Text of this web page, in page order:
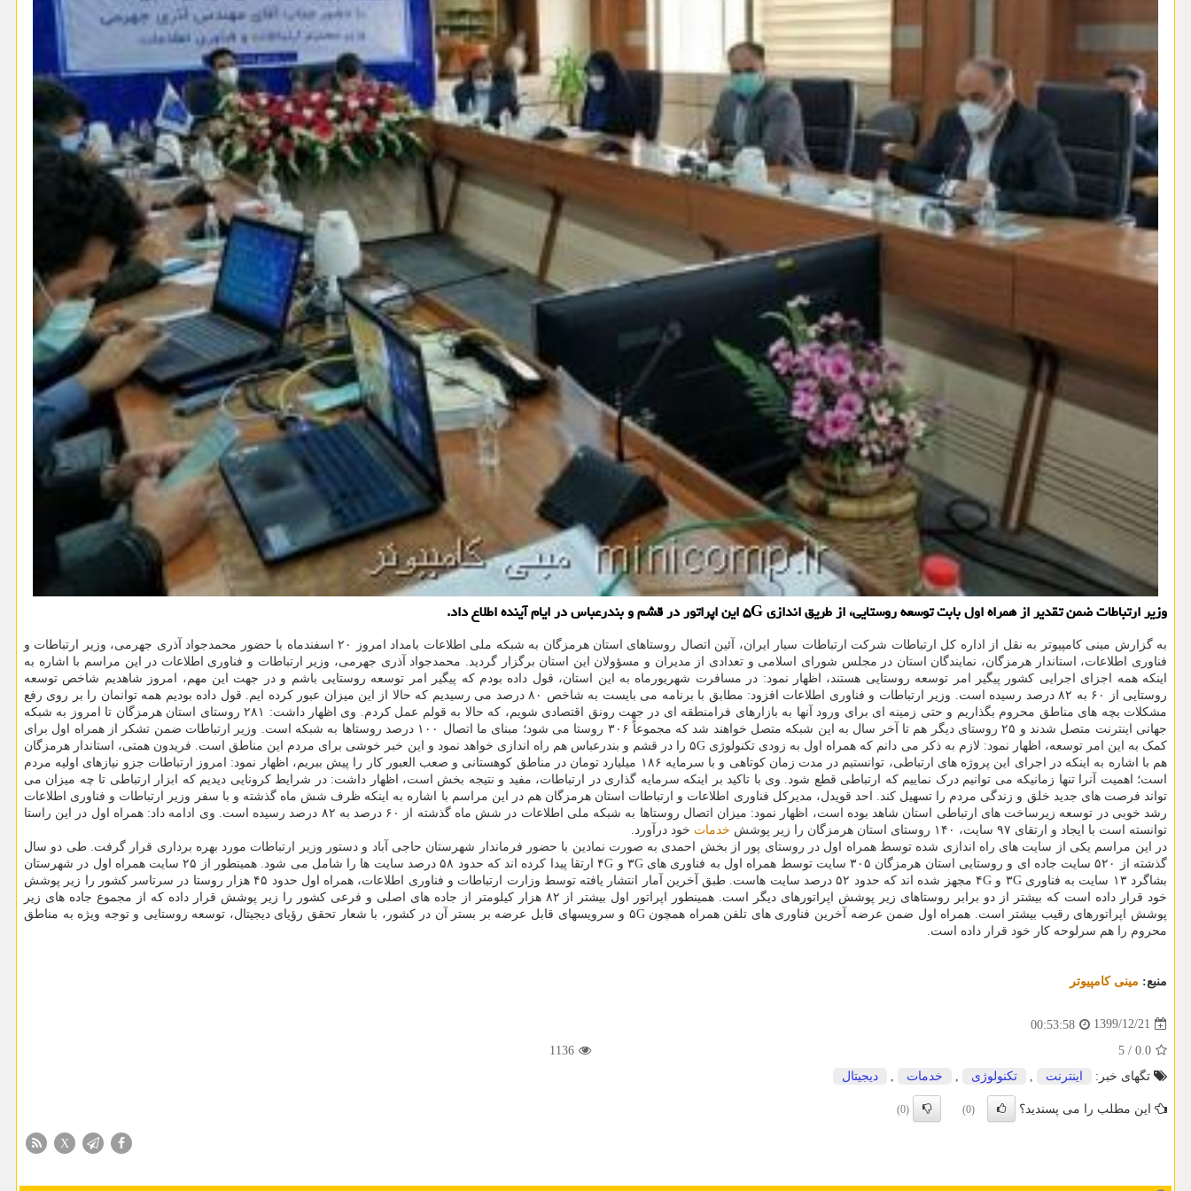
وزیر ارتباطات ضمن تقدیر از همراه اول بابت توسعه روستایی، از طریق اندازی ۵G این اپراتور در قشم و بندرعباس در ایام آینده اطلاع داد.
به گزارش مینی کامپیوتر به نقل از اداره کل ارتباطات شرکت ارتباطات سیار ایران، آئین اتصال روستاهای استان هرمزگان به شبکه ملی اطلاعات بامداد امروز ۲۰ اسفندماه با حضور محمدجواد آذری جهرمی، وزیر ارتباطات و
فناوری اطلاعات، استاندار هرمزگان، نمایندگان استان در مجلس شورای اسلامی و تعدادی از مدیران و مسؤولان این استان برگزار گردید. محمدجواد آذری جهرمی، وزیر ارتباطات و فناوری اطلاعات در این مراسم با اشاره به
اینکه همه اجزای اجرایی کشور پیگیر امر توسعه روستایی هستند، اظهار نمود: در مسافرت شهریورماه به این استان، قول داده بودم که پیگیر امر توسعه روستایی باشم و در جهت این مهم، امروز شاهدیم شاخص توسعه
روستایی از ۶۰ به ۸۲ درصد رسیده است. وزیر ارتباطات و فناوری اطلاعات افزود: مطابق با برنامه می بایست به شاخص ۸۰ درصد می رسیدیم که حالا از این میزان عبور کرده ایم. قول داده بودیم همه توانمان را بر روی رفع
مشکلات بچه های مناطق محروم بگذاریم و حتی زمینه ای برای ورود آنها به بازارهای فرامنطقه ای در جهت رونق اقتصادی شویم، که حالا به قولم عمل کردم. وی اظهار داشت: ۲۸۱ روستای استان هرمزگان تا امروز به شبکه
جهانی اینترنت متصل شدند و ۲۵ روستای دیگر هم تا آخر سال به این شبکه متصل خواهند شد که مجموعاً ۳۰۶ روستا می شود؛ مبنای ما اتصال ۱۰۰ درصد روستاها به شبکه است. وزیر ارتباطات ضمن تشکر از همراه اول برای
کمک به این امر توسعه، اظهار نمود: لازم به ذکر می دانم که همراه اول به زودی تکنولوژی ۵G را در قشم و بندرعباس هم راه اندازی خواهد نمود و این خبر خوشی برای مردم این مناطق است. فریدون همتی، استاندار هرمزگان
هم با اشاره به اینکه در اجرای این پروژه های ارتباطی، توانستیم در مدت زمان کوتاهی و با سرمایه ۱۸۶ میلیارد تومان در مناطق کوهستانی و صعب العبور کار را پیش ببریم، اظهار نمود: امروز ارتباطات جزو نیازهای اولیه مردم
است؛ اهمیت آنرا تنها زمانیکه می توانیم درک نماییم که ارتباطی قطع شود. وی با تاکید بر اینکه سرمایه گذاری در ارتباطات، مفید و نتیجه بخش است، اظهار داشت: در شرایط کرونایی دیدیم که ابزار ارتباطی تا چه میزان می
تواند فرصت های جدید خلق و زندگی مردم را تسهیل کند. احد قویدل، مدیرکل فناوری اطلاعات و ارتباطات استان هرمزگان هم در این مراسم با اشاره به اینکه ظرف شش ماه گذشته و با سفر وزیر ارتباطات و فناوری اطلاعات
رشد خوبی در توسعه زیرساخت های ارتباطی استان شاهد بوده است، اظهار نمود: میزان اتصال روستاها به شبکه ملی اطلاعات در شش ماه گذشته از ۶۰ درصد به ۸۲ درصد رسیده است. وی ادامه داد: همراه اول در این راستا
توانسته است با ایجاد و ارتقای ۹۷ سایت، ۱۴۰ روستای استان هرمزگان را زیر پوشش
خدمات خود درآورد.
در این مراسم یکی از سایت های راه اندازی شده توسط همراه اول در روستای پور از بخش احمدی به صورت نمادین با حضور فرماندار شهرستان حاجی آباد و دستور وزیر ارتباطات مورد بهره برداری قرار گرفت. طی دو سال
گذشته از ۵۲۰ سایت جاده ای و روستایی استان هرمزگان ۳۰۵ سایت توسط همراه اول به فناوری های ۳G و ۴G ارتقا پیدا کرده اند که حدود ۵۸ درصد سایت ها را شامل می شود. همینطور از ۲۵ سایت همراه اول در شهرستان
بشاگرد ۱۳ سایت به فناوری ۳G و ۴G مجهز شده اند که حدود ۵۲ درصد سایت هاست. طبق آخرین آمار انتشار یافته توسط وزارت ارتباطات و فناوری اطلاعات، همراه اول حدود ۴۵ هزار روستا در سرتاسر کشور را زیر پوشش
خود قرار داده است که بیشتر از دو برابر روستاهای زیر پوشش اپراتورهای دیگر است. همینطور اپراتور اول بیشتر از ۸۲ هزار کیلومتر از جاده های اصلی و فرعی کشور را زیر پوشش قرار داده که از مجموع جاده های زیر
پوشش اپراتورهای رقیب بیشتر است. همراه اول ضمن عرضه آخرین فناوری های تلفن همراه همچون ۵G و سرویسهای قابل عرضه بر بستر آن در کشور، با شعار تحقق رؤیای دیجیتال، توسعه روستایی و توجه ویژه به مناطق
محروم را هم سرلوحه کار خود قرار داده است.
منبع: مینی كامپیوتر
1399/12/21
00:53:58
0.0
/
5
1136
تگهای خبر:
اینترنت , تكنولوژی , خدمات , دیجیتال
این مطلب را می پسندید؟ (0)
(0)
X